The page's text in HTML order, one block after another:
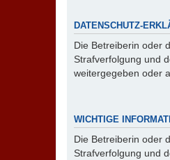
DATENSCHUTZ-
Die Betreiberin oder
Strafverfolgung und
weitergegeben oder
WICHTIGE
Die Betreiberin oder
Strafverfolgung und